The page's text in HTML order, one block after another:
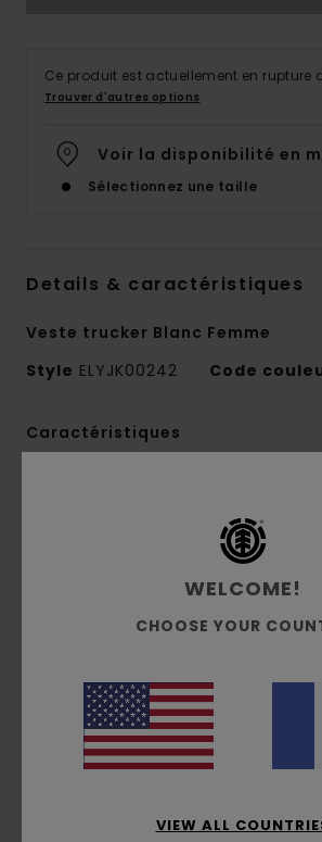
Ce produit est actuellement en rupture
Trouver d'autres options
Voir la disponibilité en
Sélectionnez une taille
Details & caractéristiques
Veste trucker Blanc Femme
Style ELYJK00242 Code
Caractéristiques
Sergé avec 50% de
coton recyclé [370 g/m2]
coupe regular
Col de chemise
Manches :manches longues
polyester
Système de Fermeture :
à rivet
Poches :Poches à rabat
Poche sur la poitrine
WELCOME!
CHOOSE YOUR
VIEW ALL